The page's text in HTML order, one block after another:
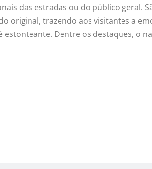
das estradas ou do público geral.
original, trazendo aos visitantes a
Dentre os destaques, o